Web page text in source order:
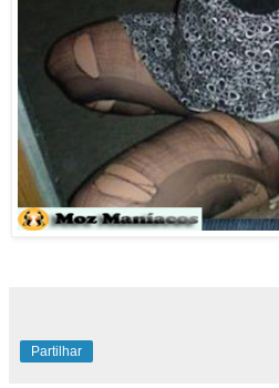
Partilhar